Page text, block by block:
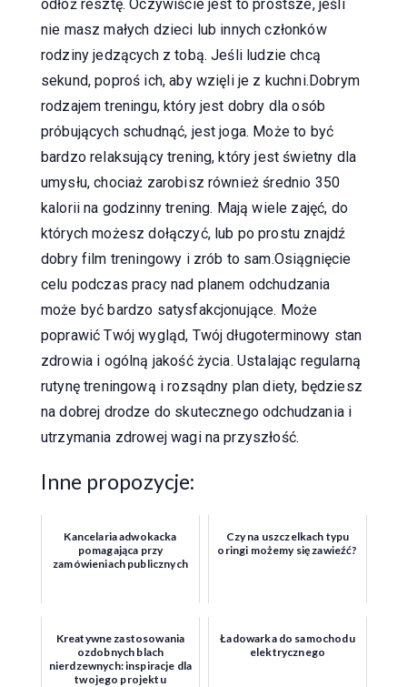
odłóż resztę. Oczywiście jest to prostsze, jeśli
nie masz małych dzieci lub innych członków
rodziny jedzących z tobą. Jeśli ludzie chcą
sekund, poproś ich, aby wzięli je z kuchni.Dobrym
rodzajem treningu, który jest dobry dla osób
próbujących schudnąć, jest joga. Może to być
bardzo relaksujący trening, który jest świetny dla
umysłu, chociaż zarobisz również średnio 350
kalorii na godzinny trening. Mają wiele zajęć, do
których możesz dołączyć, lub po prostu znajdź
dobry film treningowy i zrób to sam.Osiągnięcie
celu podczas pracy nad planem odchudzania
może być bardzo satysfakcjonujące. Może
poprawić Twój wygląd, Twój długoterminowy stan
zdrowia i ogólną jakość życia. Ustalając regularną
rutynę treningową i rozsądny plan diety, będziesz
na dobrej drodze do skutecznego odchudzania i
utrzymania zdrowej wagi na przyszłość.
Inne propozycje:
Kancelaria adwokacka
pomagająca przy
zamówieniach publicznych
Czy na uszczelkach typu
oringi możemy się zawieźć?
Kreatywne zastosowania
ozdobnych blach
nierdzewnych: inspiracje dla
twojego projektu
Ładowarka do samochodu
elektrycznego